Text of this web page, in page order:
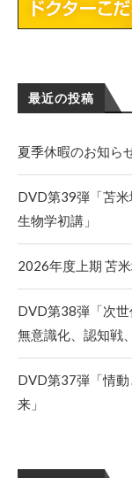
最近の投稿
夏季休暇のお知ら
DVD第39弾「苫
生物学初講」
2026年度上期 苫
DVD第38弾「次世
無意識化、認知戦
DVD第37弾「情
来」